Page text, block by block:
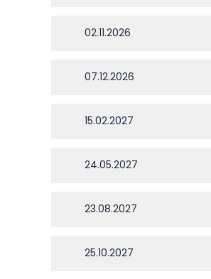
02.11.2026
07.12.2026
15.02.2027
24.05.2027
23.08.2027
25.10.2027